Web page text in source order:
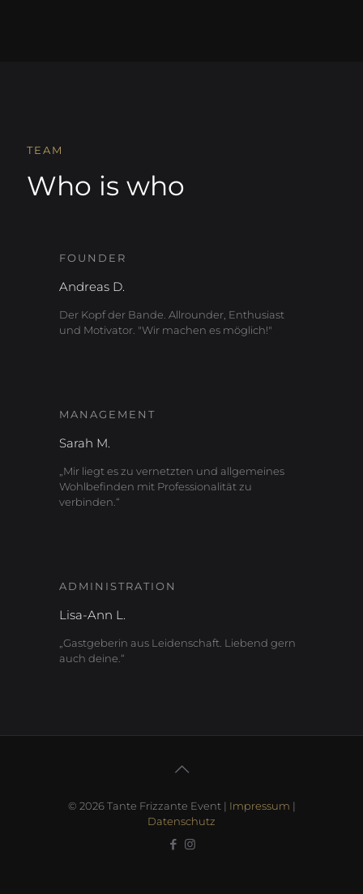
TEAM
Who is who
FOUNDER
Andreas D.
Der Kopf der Bande. Allrounder, Enthusiast
und Motivator. "Wir machen es möglich!"
MANAGEMENT
Sarah M.
„Mir liegt es zu vernetzten und allgemeines
Wohlbefinden mit Professionalität zu
verbinden.“
ADMINISTRATION
Lisa-Ann L.
„Gastgeberin aus Leidenschaft. Liebend gern
auch deine.“
© 2026 Tante Frizzante Event | Impressum |
Datenschutz